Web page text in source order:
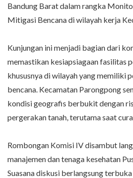
Bandung Baratdalam rangka
Mitigasi Bencana di wilayah kerja
Kunjungan ini menjadi bagian dari
memastikan kesiapsiagaan fasilitas
khususnya di wilayah yang memiliki
bencana. Kecamatan Parongpong
kondisi geografis berbukit dengan
pergerakan tanah, terutama saat
Rombongan Komisi IV disambut
manajemen dan tenaga kesehatan
Suasana diskusi berlangsung